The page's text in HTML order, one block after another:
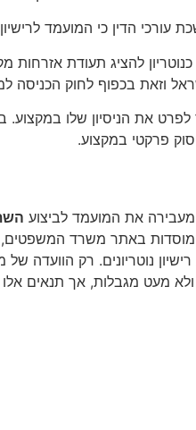
עורכי הדין כי המועמד
להציג תעודת
וזאת בכפוף לחוק הכניסה
את הניסיון שלו
פרקטי במקצוע.
את המועמד לביצוע
המוסדות באתר משרד
נוטריונים. רק
ולא מעט מגבלות, אך תנאים